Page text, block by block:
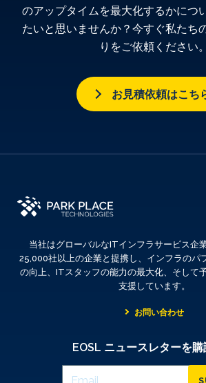
のアップタイムを最大化するかにつ
たいと思いませんか？今すぐ私たち
りをご依頼ください。
お見積依頼はこち
当社はグローバルなITインフラサービス企
25,000社以上の企業と提携し、インフラのパ
の向上、ITスタッフの能力の最大化、そして
支援しています。
お問い合わせ
EOSL ニュースレターを購